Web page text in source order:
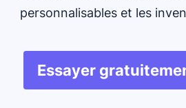
personnalisables et les
Essayer